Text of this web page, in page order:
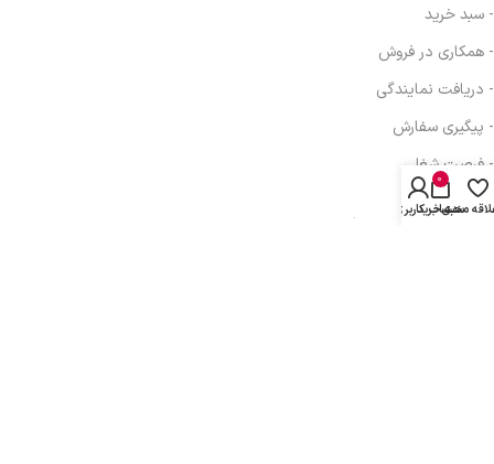
- سبد خرید
- همکاری در فروش
- دریافت نمایندگی
- پیگیری سفارش
- فرصت شغلی
مندی
0
سبد خرید
حساب کاربری من